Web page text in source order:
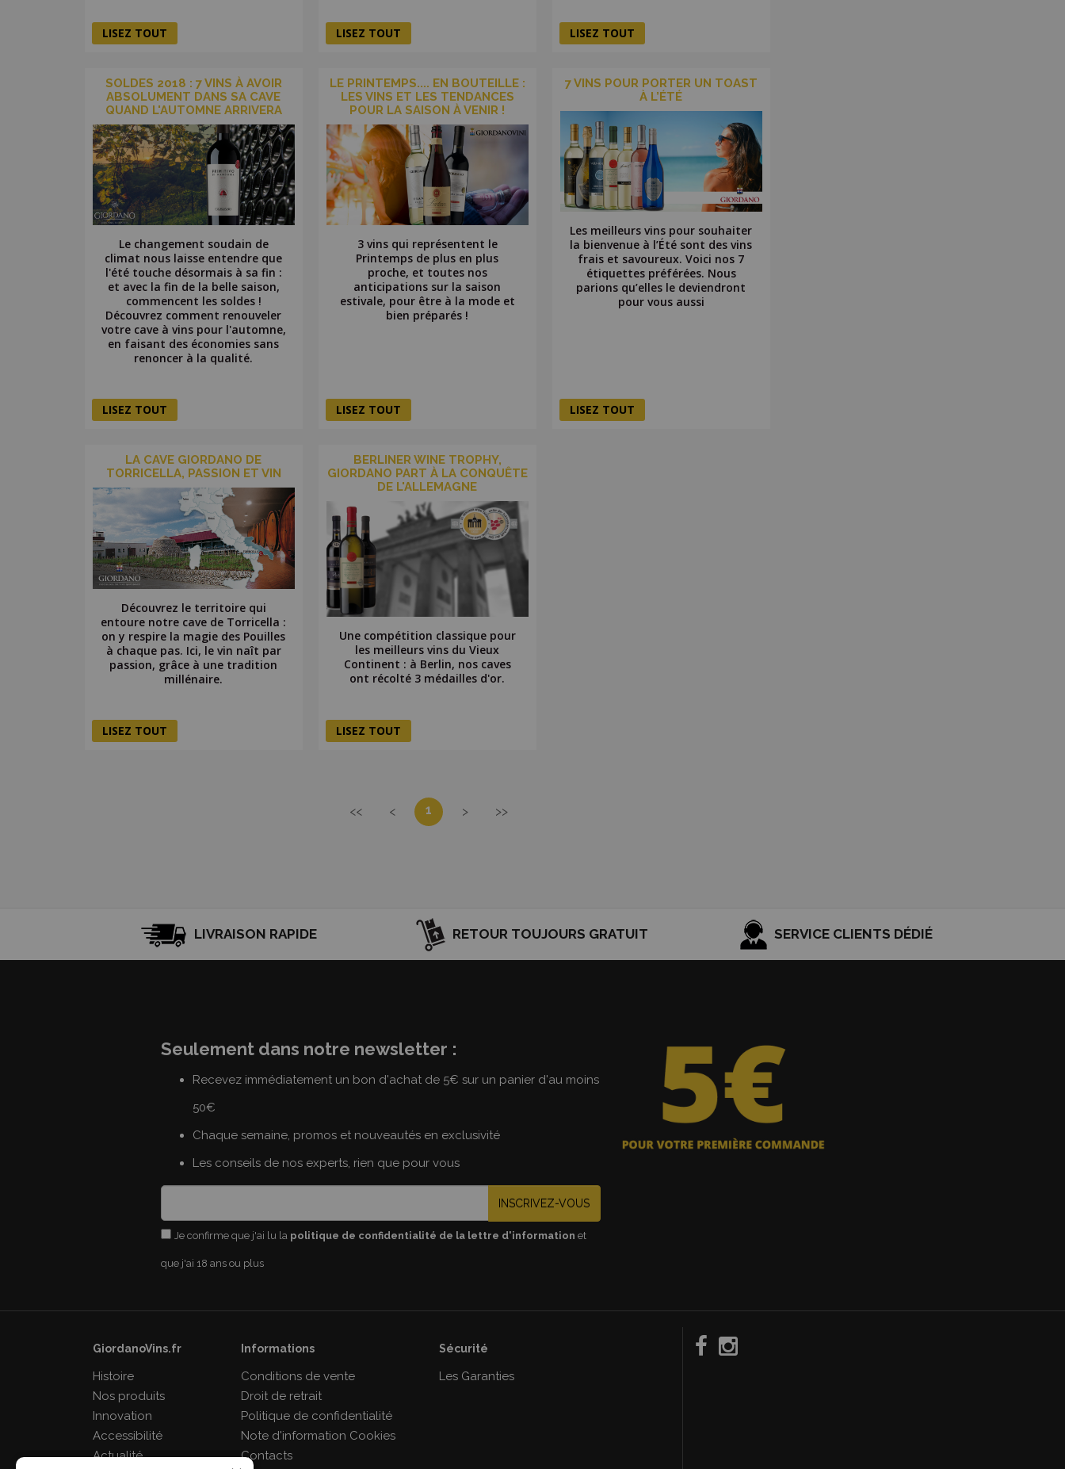
LISEZ TOUT LISEZ TOUT LISEZ TOUT
SOLDES 2018 : 7 VINS À AVOIR
ABSOLUMENT DANS SA CAVE
QUAND L'AUTOMNE ARRIVERA
Le changement soudain de
climat nous laisse entendre que
l'été touche désormais à sa fin :
et avec la fin de la belle saison,
commencent les soldes !
Découvrez comment renouveler
votre cave à vins pour l'automne,
en faisant des économies sans
renoncer à la qualité.
LISEZ TOUT
LE PRINTEMPS.... EN BOUTEILLE :
LES VINS ET LES TENDANCES
POUR LA SAISON À VENIR !
3 vins qui représentent le
Printemps de plus en plus
proche, et toutes nos
anticipations sur la saison
estivale, pour être à la mode et
bien préparés !
LISEZ TOUT
7 VINS POUR PORTER UN TOAST
À L’ÉTÉ
Les meilleurs vins pour souhaiter
la bienvenue à l’Été sont des vins
frais et savoureux. Voici nos 7
étiquettes préférées. Nous
parions qu’elles le deviendront
pour vous aussi
LISEZ TOUT
LA CAVE GIORDANO DE
TORRICELLA, PASSION ET VIN
Découvrez le territoire qui
entoure notre cave de Torricella :
on y respire la magie des Pouilles
à chaque pas. Ici, le vin naît par
passion, grâce à une tradition
millénaire.
LISEZ TOUT
BERLINER WINE TROPHY,
GIORDANO PART À LA CONQUÊTE
DE L'ALLEMAGNE
Une compétition classique pour
les meilleurs vins du Vieux
Continent : à Berlin, nos caves
ont récolté 3 médailles d'or.
LISEZ TOUT
<< < 1 > >>
LIVRAISON RAPIDE RETOUR TOUJOURS GRATUIT SERVICE CLIENTS DÉDIÉ
Seulement dans notre newsletter :
Recevez immédiatement un bon d'achat de 5€ sur un panier d'au moins
50€
Chaque semaine, promos et nouveautés en exclusivité
Les conseils de nos experts, rien que pour vous
INSCRIVEZ-VOUS
Je confirme que j'ai lu la politique de confidentialité de la lettre d'information et
que j'ai 18 ans ou plus
GiordanoVins.fr
Histoire
Nos produits
Innovation
Accessibilité
Actualité
Informations
Conditions de vente
Droit de retrait
Politique de confidentialité
Note d'information Cookies
Contacts
Sécurité
Les Garanties